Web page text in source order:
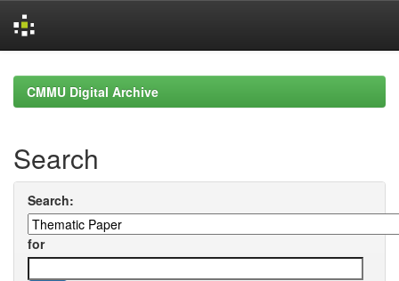
navigationCMMU Digital Archive
Search
Search:
for